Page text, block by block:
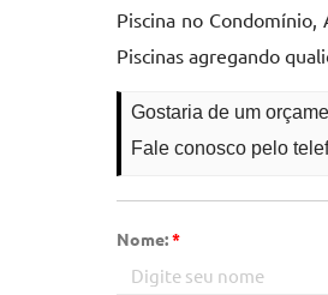
Piscina no
Piscinas agregando
Gostaria de um
Fale conosco pelo
Nome:*